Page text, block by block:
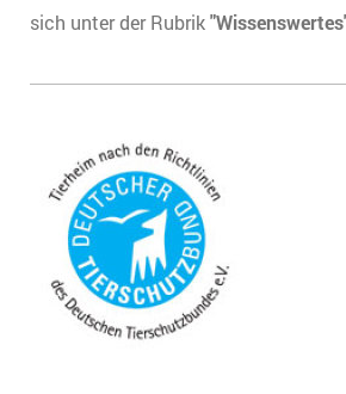
sich unter der Rubrik